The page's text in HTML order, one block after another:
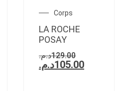
Corps
LA ROCHE
POSAY
129.00د.م.
105.00د.م.